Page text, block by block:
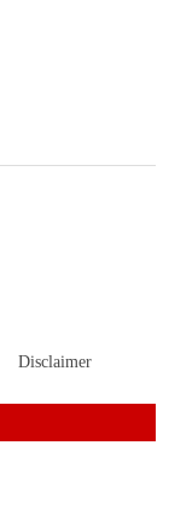
Disclaimer